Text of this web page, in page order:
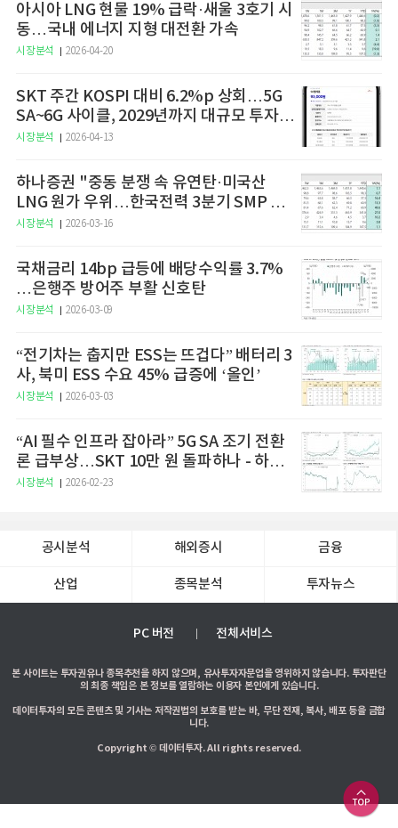
아시아 LNG 현물 19% 급락·새울 3호기 시
동…국내 에너지 지형 대전환 가속
시장분석 2026-04-20
SKT 주간 KOSPI 대비 6.2%p 상회…5G
SA~6G 사이클, 2029년까지 대규모 투자
예고
시장분석 2026-04-13
하나증권 "중동 분쟁 속 유연탄·미국산
LNG 원가 우위…한국전력 3분기 SMP 상
승 전망"
시장분석 2026-03-16
국채금리 14bp 급등에 배당수익률 3.7%
…은행주 방어주 부활 신호탄
시장분석 2026-03-09
“전기차는 춥지만 ESS는 뜨겁다” 배터리 3
사, 북미 ESS 수요 45% 급증에 ‘올인’
시장분석 2026-03-03
“AI 필수 인프라 잡아라” 5G SA 조기 전환
론 급부상…SKT 10만 원 돌파하나 - 하나
증권
시장분석 2026-02-23
공시분석 해외증시 금융
산업 종목분석 투자뉴스
PC 버전 전체서비스
본 사이트는 투자권유나 종목추천을 하지 않으며, 유사투자자문업을 영위하지 않습니다. 투자판단
의 최종 책임은 본 정보를 열람하는 이용자 본인에게 있습니다.
데이터투자의 모든 콘텐츠 및 기사는 저작권법의 보호를 받는 바, 무단 전재, 복사, 배포 등을 금합
니다.
Copyright © 데이터투자. All rights reserved.